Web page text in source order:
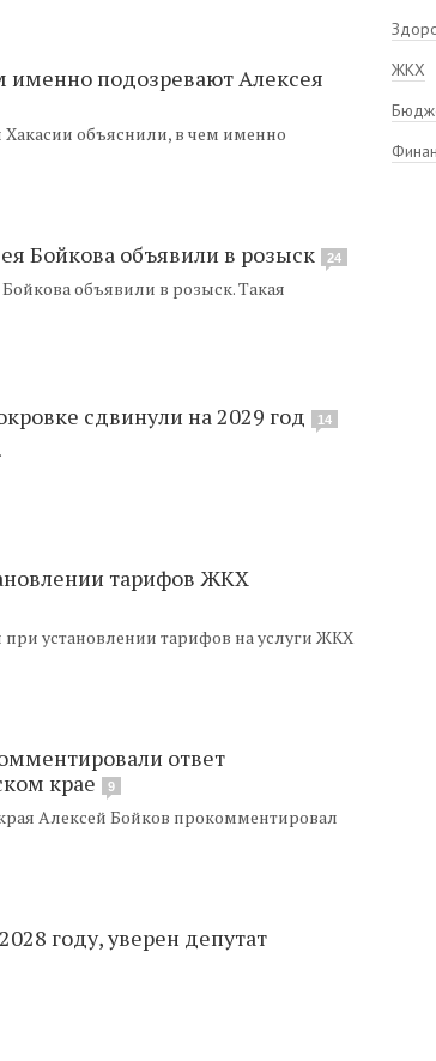
именно подозревают Алексея
объяснили, в чем именно
Бойкова объявили в розыск 24
объявили в розыск. Такая
сдвинули на 2029 год 14
тарифов ЖКХ
установлении тарифов на услуги ЖКХ
ответ
крае
9
Алексей Бойков прокомментировал
году, уверен депутат
ЖКХ